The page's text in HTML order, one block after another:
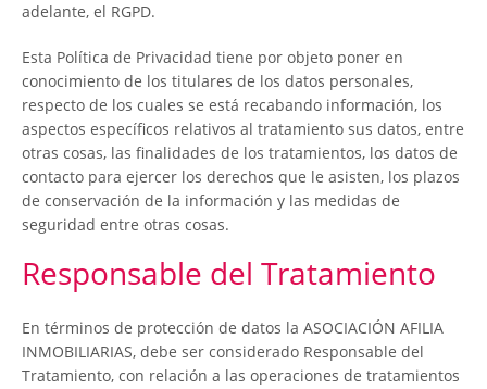
adelante, el RGPD.
Esta Política de Privacidad tiene por objeto poner en
conocimiento de los titulares de los datos personales,
respecto de los cuales se está recabando información, los
aspectos específicos relativos al tratamiento sus datos, entre
otras cosas, las finalidades de los tratamientos, los datos de
contacto para ejercer los derechos que le asisten, los plazos
de conservación de la información y las medidas de
seguridad entre otras cosas.
Responsable del Tratamiento
En términos de protección de datos la ASOCIACIÓN AFILIA
INMOBILIARIAS, debe ser considerado Responsable del
Tratamiento, con relación a las operaciones de tratamientos